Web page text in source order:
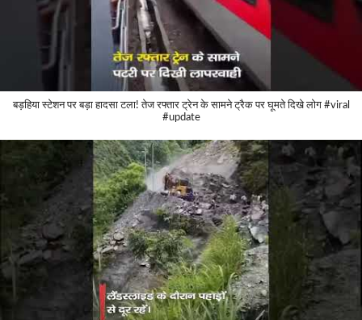
बड़हिया स्टेशन पर बड़ा हादसा टला! तेज रफ्तार ट्रेन के सामने ट्रैक पर घूमते दिखे लोग #viral
#update